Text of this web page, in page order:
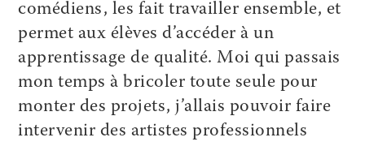
comédiens, les fait travailler ensemble, et
permet aux élèves d’accéder à un
apprentissage de qualité. Moi qui passais
mon temps à bricoler toute seule pour
monter des projets, j’allais pouvoir faire
intervenir des artistes professionnels